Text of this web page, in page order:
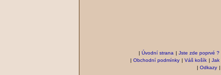
| Úvodní strana | Jste zde poprvé ?
| Obchodní podmínky | Váš košík | Jak
| Odkazy